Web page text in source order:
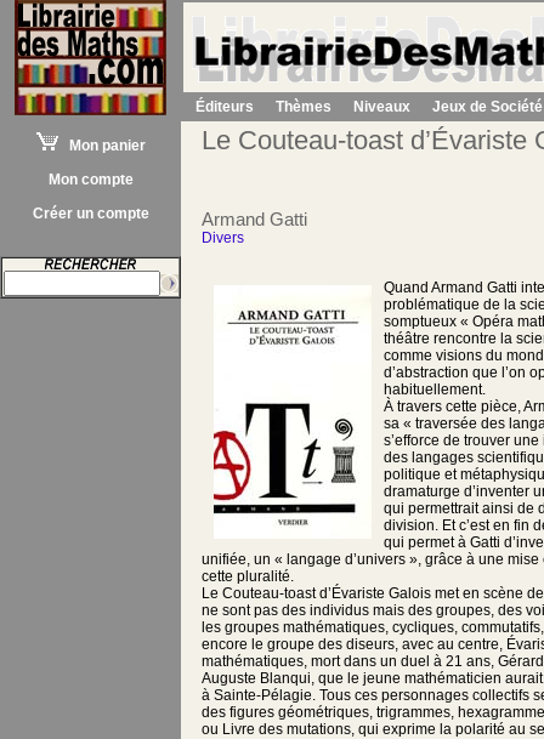
Mon panier
Mon compte
Créer un compte
Éditeurs Thèmes Niveaux Jeux de Société
Le Couteau-toast d’Évariste
Armand Gatti
Divers
Quand Armand Gatti
problématique de la
somptueux « Opéra
théâtre rencontre la
comme visions du
d’abstraction que l’on
habituellement.
À travers cette pièce,
sa « traversée des
s’efforce de trouver
des langages
politique et
dramaturge d’inventer
qui permettrait ainsi de
division. Et c’est en fin
qui permet à Gatti
unifiée, un « langage d’univers », grâce à une
cette pluralité.
Le Couteau-toast d’Évariste Galois met en scène
ne sont pas des individus mais des groupes, des
les groupes mathématiques, cycliques,
encore le groupe des diseurs, avec au centre,
mathématiques, mort dans un duel à 21 ans,
Auguste Blanqui, que le jeune mathématicien
à Sainte-Pélagie. Tous ces personnages collectifs
des figures géométriques, trigrammes,
ou Livre des mutations, qui exprime la polarité au